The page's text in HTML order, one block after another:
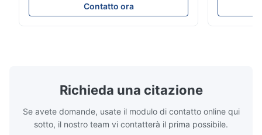
soft sectional sofa designed for small
spaces, featuring a contemporary light gray
Contatto ora
Richieda una citazione
Se avete domande, usate il modulo di contatto online qui
sotto, il nostro team vi contatterà il prima possibile.